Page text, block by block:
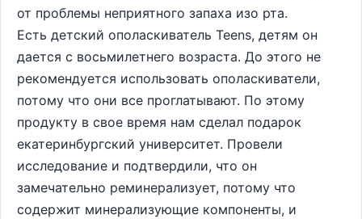
от проблемы неприятного запаха изо рта.
Есть детский ополаскиватель Teens, детям он
дается с восьмилетнего возраста. До этого не
рекомендуется использовать ополаскиватели,
потому что они все проглатывают. По этому
продукту в свое время нам сделал подарок
екатеринбургский университет. Провели
исследование и подтвердили, что он
замечательно реминерализует, потому что
содержит минерализующие компоненты, и